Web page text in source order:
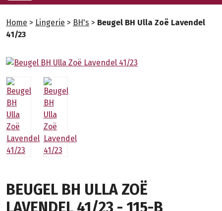
Home > Lingerie > BH's > Beugel BH Ulla Zoë Lavendel
41/23
BEUGEL BH ULLA ZOË
LAVENDEL 41/23 - 115-B